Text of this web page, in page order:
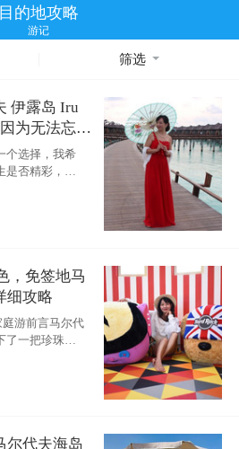
目的地攻略
游记
筛选
伊露岛 Iru
为无法忘却
个选择，我希
是否精彩，都
，免签地马
细攻略
游前言马尔代
一把珍珠，
尔代夫海岛